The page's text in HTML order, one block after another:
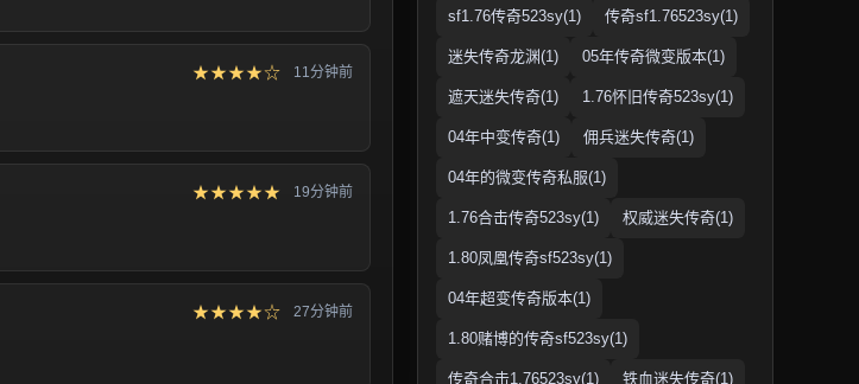
★★★★☆ 11分钟前
★★★★★ 19分钟前
★★★★☆ 27分钟前
sf1.76传奇523sy(1) 传奇sf1.76523sy(1)
迷失传奇龙渊(1) 05年传奇微变版本(1)
遮天迷失传奇(1) 1.76怀旧传奇523sy(1)
04年中变传奇(1) 佣兵迷失传奇(1)
04年的微变传奇私服(1)
1.76合击传奇523sy(1) 权威迷失传奇(1)
1.80凤凰传奇sf523sy(1)
04年超变传奇版本(1)
1.80赌博的传奇sf523sy(1)
传奇合击1.76523sy(1) 铁血迷失传奇(1)